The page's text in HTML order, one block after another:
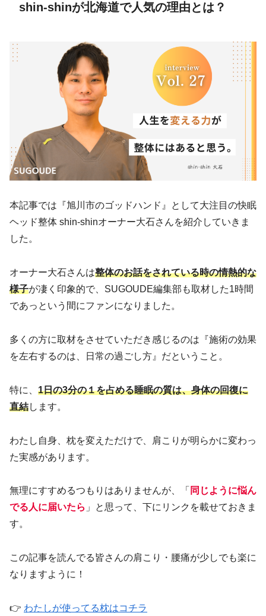
shin-shinが北海道で人気の理由とは？
本記事では『旭川市のゴッドハンド』として大注目の快眠
ヘッド整体 shin-shinオーナー大石さんを紹介していきま
した。
オーナー大石さんは整体のお話をされている時の情熱的な
様子が凄く印象的で、SUGOUDE編集部も取材した1時間
であっという間にファンになりました。
多くの方に取材をさせていただき感じるのは『施術の効果
を左右するのは、日常の過ごし方』だということ。
特に、 1日の3分の１を占める睡眠の質は、身体の回復に
直結します。
わたし自身、枕を変えただけで、肩こりが明らかに変わっ
た実感があります。
無理にすすめるつもりはありませんが、「 同じように悩ん
でる人に届いたら 」と思って、下にリンクを載せておきま
す。
この記事を読んでる皆さんの肩こり・腰痛が少しでも楽に
なりますように！
👉 わたしが使ってる枕はコチラ